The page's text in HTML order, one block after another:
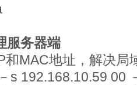
服务器端
MAC地址，解决局
192.168.10.59 00